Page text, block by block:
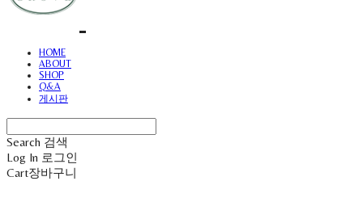
HOME
ABOUT
SHOP
Q&A
게시판
Search 검색
Log In 로그인
Cart장바구니